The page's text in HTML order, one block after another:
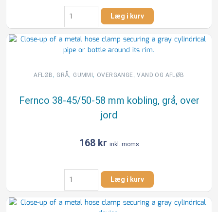
Fernco
30-
38/38-
45
mm
grå,
jord
antal
Læg i kurv
AFLØB, GRÅ, GUMMI, OVERGANGE ,VAND OG AFLØB
Fernco 38-45/50-58 mm kobling, grå, over
jord
168 kr inkl. moms
Fernco
38-
45/50-
58
Læg i kurv